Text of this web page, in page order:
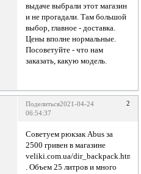
выдаче выбрали этот магазин
и не прогадали. Там большой
выбор, главное - доставка.
Цены вполне нормальные.
Посоветуйте - что нам
заказать, какую модель.
Поделиться 2
2021-04-24
06:54:37
Советуем рюкзак Abus за
2500 гривен в магазине
veliki.com.ua/dir_backpack.htm
. Объем 25 литров и много